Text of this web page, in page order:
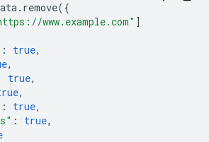
. remove({
www.example.com" ]
: true,
,
true,
,
: true,
: true,